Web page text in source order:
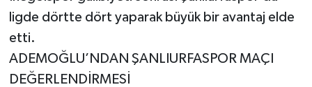
ligde dörtte dört yaparak büyük bir avantaj elde
etti.
ADEMOĞLU’NDAN ŞANLIURFASPOR MAÇI
DEĞERLENDİRMESİ